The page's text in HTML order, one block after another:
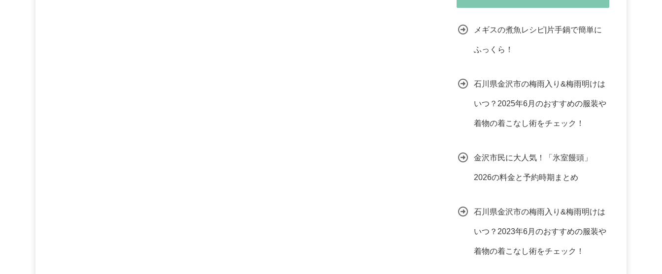
メギスの煮魚レシピ|片手鍋で簡単に
ふっくら！
石川県金沢市の梅雨入り&梅雨明けは
いつ？2025年6月のおすすめの服装や
着物の着こなし術をチェック！
金沢市民に大人気！「氷室饅頭」
2026の料金と予約時期まとめ
石川県金沢市の梅雨入り&梅雨明けは
いつ？2023年6月のおすすめの服装や
着物の着こなし術をチェック！